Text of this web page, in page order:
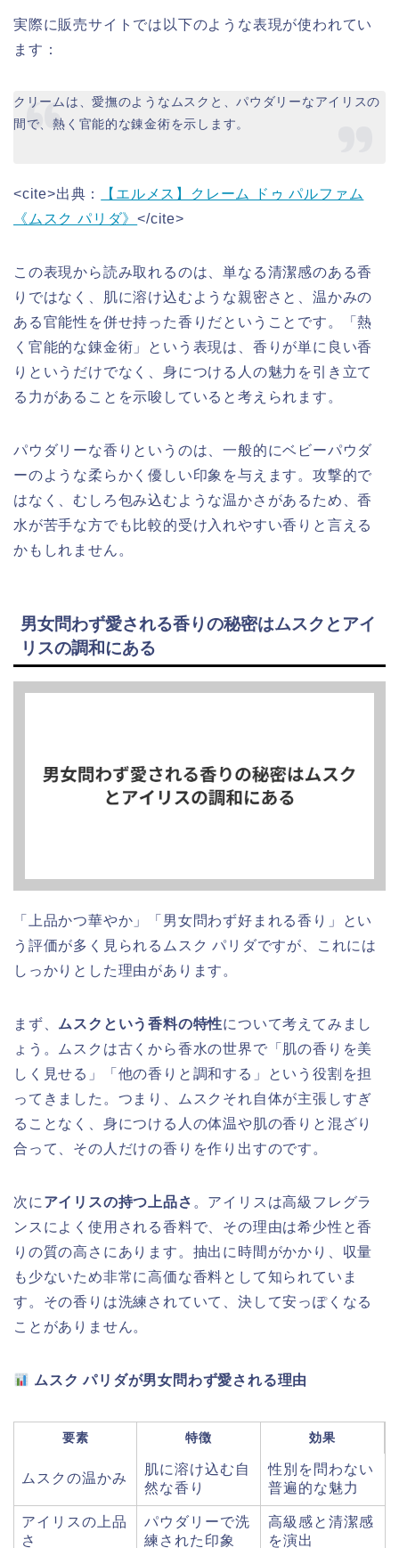
実際に販売サイトでは以下のような表現が使われてい
ます：
クリームは、愛撫のようなムスクと、パウダリーなアイリスの
間で、熱く官能的な錬金術を示します。
<cite>出典：
【エルメス】クレーム ドゥ パルファム
《ムスク パリダ》</cite>
この表現から読み取れるのは、単なる清潔感のある香
りではなく、肌に溶け込むような親密さと、温かみの
ある官能性を併せ持った香りだということです。「熱
く官能的な錬金術」という表現は、香りが単に良い香
りというだけでなく、身につける人の魅力を引き立て
る力があることを示唆していると考えられます。
パウダリーな香りというのは、一般的にベビーパウダ
ーのような柔らかく優しい印象を与えます。攻撃的で
はなく、むしろ包み込むような温かさがあるため、香
水が苦手な方でも比較的受け入れやすい香りと言える
かもしれません。
男女問わず愛される香りの秘密はムスクとアイ
リスの調和にある
「上品かつ華やか」「男女問わず好まれる香り」とい
う評価が多く見られるムスク パリダですが、これには
しっかりとした理由があります。
まず、 ムスクという香料の特性について考えてみまし
ょう。ムスクは古くから香水の世界で「肌の香りを美
しく見せる」「他の香りと調和する」という役割を担
ってきました。つまり、ムスクそれ自体が主張しすぎ
ることなく、身につける人の体温や肌の香りと混ざり
合って、その人だけの香りを作り出すのです。
次に アイリスの持つ上品さ 。アイリスは高級フレグラ
ンスによく使用される香料で、その理由は希少性と香
りの質の高さにあります。抽出に時間がかかり、収量
も少ないため非常に高価な香料として知られていま
す。その香りは洗練されていて、決して安っぽくなる
ことがありません。
ムスク パリダが男女問わず愛される理由
要素 特徴 効果
ムスクの温かみ
肌に溶け込む自
然な香り
性別を問わない
普遍的な魅力
アイリスの上品
さ
パウダリーで洗
練された印象
高級感と清潔感
を演出